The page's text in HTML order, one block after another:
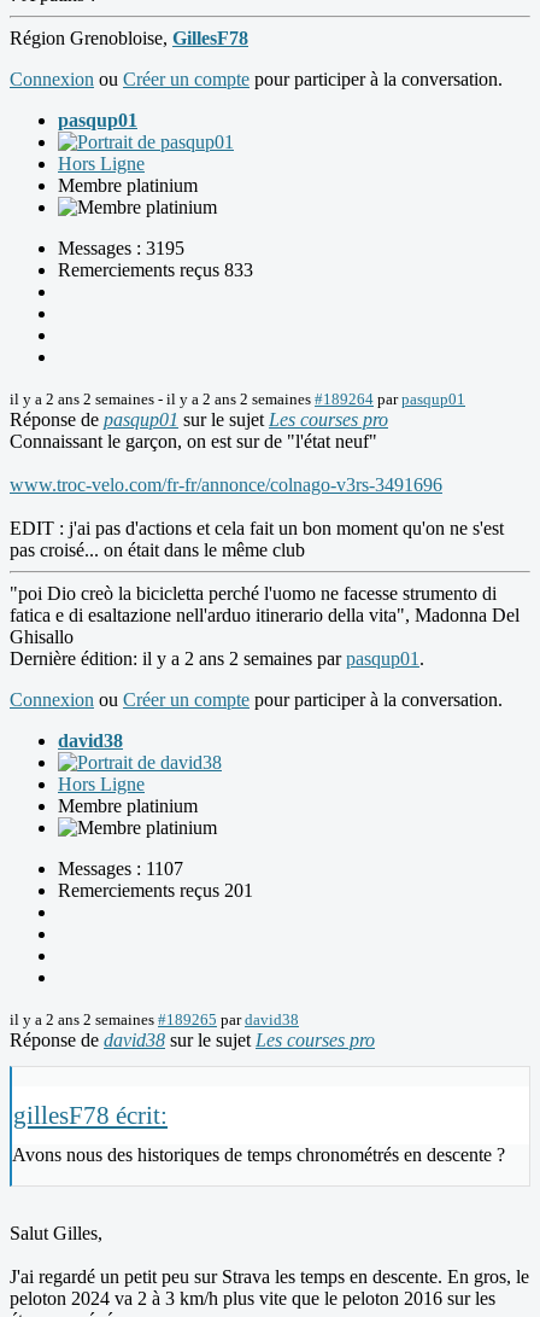
Région Grenobloise, GillesF78
Connexion ou Créer un compte pour participer à la conversation.
pasqup01
Hors Ligne
Membre platinium
Messages : 3195
Remerciements reçus 833
il y a 2 ans 2 semaines - il y a 2 ans 2 semaines #189264 parpasqup01
Réponse de pasqup01 sur le sujet Les courses pro
Connaissant le garçon, on est sur de "l'état neuf"
www.troc-velo.com/fr-fr/annonce/colnago-v3rs-3491696
EDIT : j'ai pas d'actions et cela fait un bon moment qu'on ne s'est
pas croisé... on était dans le même club
"poi Dio creò la bicicletta perché l'uomo ne facesse strumento di
fatica e di esaltazione nell'arduo itinerario della vita", Madonna Del
Ghisallo
Dernière édition: il y a 2 ans 2 semaines parpasqup01 .
Connexion ou Créer un compte pour participer à la conversation.
david38
Hors Ligne
Membre platinium
Messages : 1107
Remerciements reçus 201
il y a 2 ans 2 semaines #189265 pardavid38
Réponse de david38 sur le sujet Les courses pro
gillesF78 écrit:
Avons nous des historiques de temps chronométrés en descente ?
Salut Gilles,
J'ai regardé un petit peu sur Strava les temps en descente. En gros, le
peloton 2024 va 2 à 3 km/h plus vite que le peloton 2016 sur les